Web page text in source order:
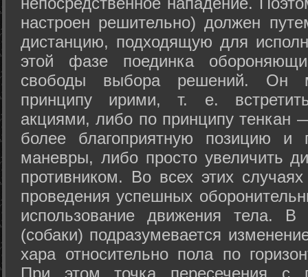
настроен решительно) должен
дистанцию, подходящую для
этой фазе поединка
свободы выбора решений. Он
принципу ирими, т. е.
акциями, либо по принципу тенкан
более благоприятную позицию и
маневры, либо просто увеличить
противником. Во всех этих
проведения успешных
использование движения тела.
(собаки) подразумевается
хара относительно пола по